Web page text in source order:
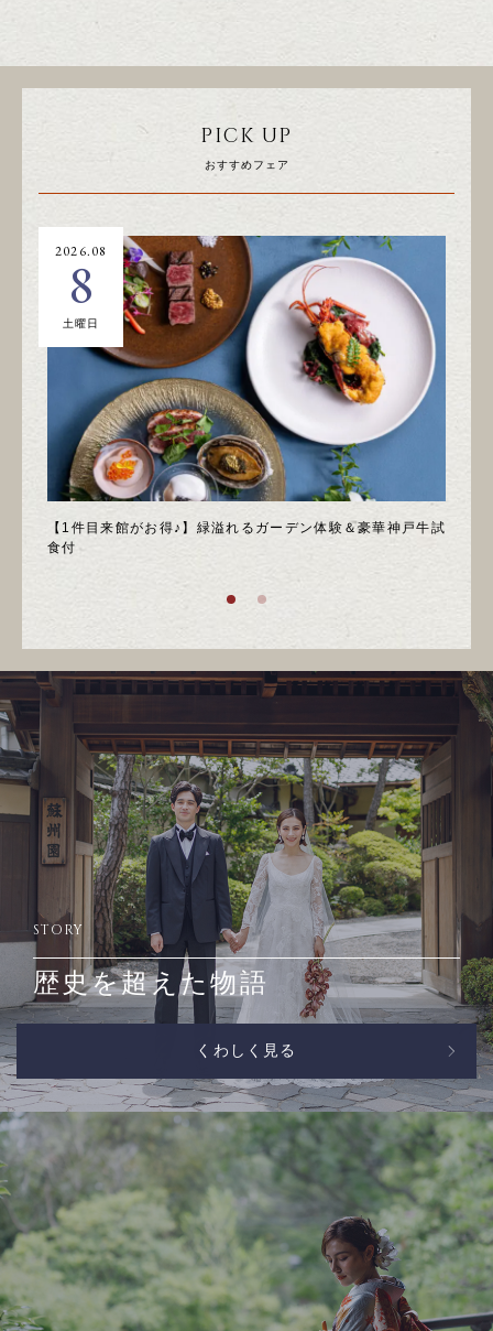
PICK UP
おすすめフェア
【1件目来館がお得♪】緑溢れるガーデン体験＆豪華神戸牛試
食付
2026.08
8
土曜日
STORY
歴史を超えた物語
くわしく見る